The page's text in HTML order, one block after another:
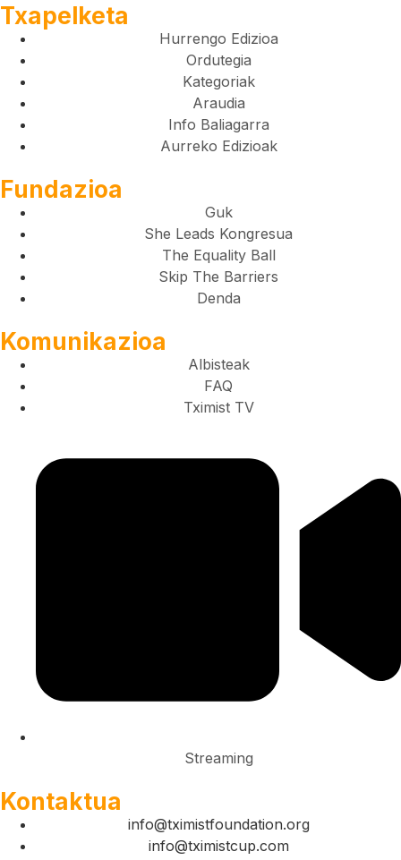
Txapelketa
Hurrengo Edizioa
Ordutegia
Kategoriak
Araudia
Info Baliagarra
Aurreko Edizioak
Fundazioa
Guk
She Leads Kongresua
The Equality Ball
Skip The Barriers
Denda
Komunikazioa
Albisteak
FAQ
Tximist TV
Streaming
Kontaktua
info@tximistfoundation.org
info@tximistcup.com